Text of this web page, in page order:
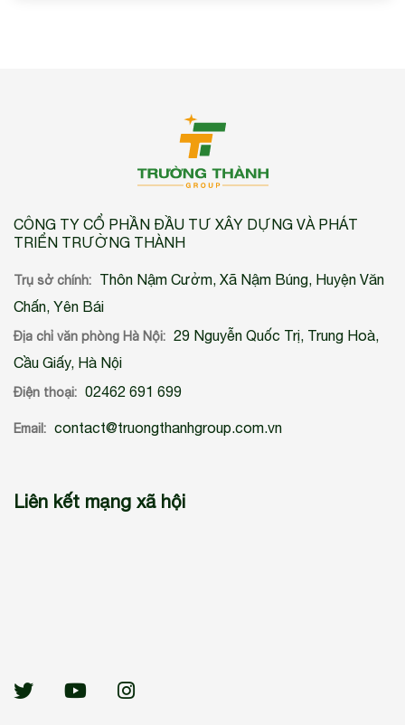
CÔNG TY CỔ PHẦN ĐẦU TƯ XÂY DỰNG VÀ PHÁT
TRIỂN TRƯỜNG THÀNH
Trụ sở chính:
Thôn Nậm Cưởm, Xã Nậm Búng, Huyện Văn
Chấn, Yên Bái
Địa chỉ văn phòng Hà Nội: 29 Nguyễn Quốc Trị, Trung Hoà,
Cầu Giấy, Hà Nội
Điện thoại: 02462 691 699
Email: contact@truongthanhgroup.com.vn
Liên kết mạng xã hội